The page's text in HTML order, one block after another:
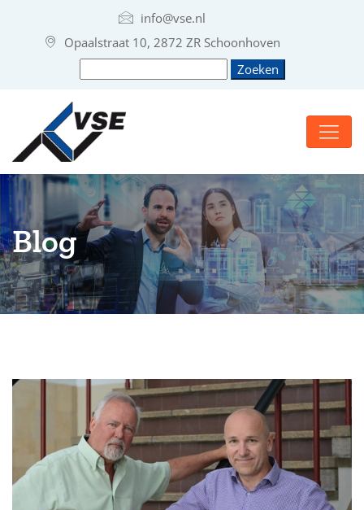
info@vse.nl
Opaalstraat 10, 2872 ZR Schoonhoven
Blog